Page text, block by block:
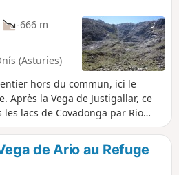
-666 m
(Asturies)
hors du commun, ici le
Après la Vega de Justigallar, ce
lacs de Covadonga par Rio
de Vega el Texu.
de Ario au Refuge